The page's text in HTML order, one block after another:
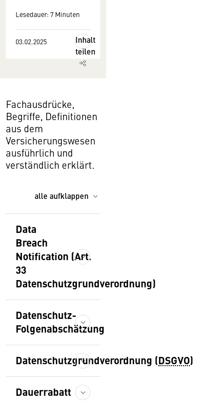
Lesedauer: 7 Minuten
03.02.2025
Inhalt
teilen
Fachausdrücke,
Begriffe, Definitionen
aus dem
Versicherungswesen
ausführlich und
verständlich erklärt.
alle aufklappen
Data
Breach
Notification (Art.
33
Datenschutzgrundverordnung)
Datenschutz-
Folgenabschätzung
Datenschutzgrundverordnung (DSGVO)
Dauerrabatt